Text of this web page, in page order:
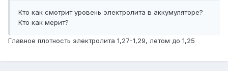
Кто как смотрит уровень электролита в аккумуляторе?
Кто как мерит?
Главное плотность электролита 1,27-1,29, летом до 1,25